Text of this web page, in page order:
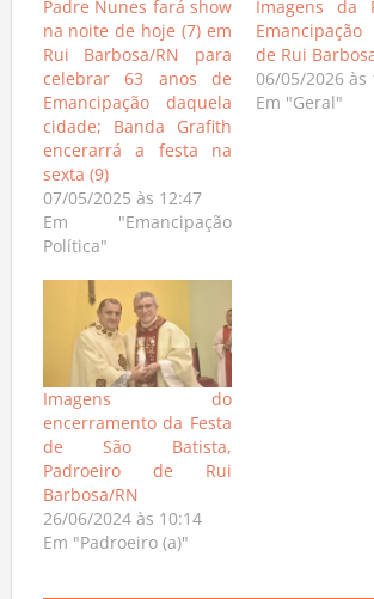
Padre Nunes fará show
na noite de hoje (7) em
Rui Barbosa/RN para
celebrar 63 anos de
Emancipação daquela
cidade; Banda Grafith
encerarrá a festa na
sexta (9)
07/05/2025 às 12:47
Em "Emancipação
Política"
Imagens da
de Rui
06/05/2026 às
Em "Geral"
Imagens do
encerramento da Festa
de São Batista,
Padroeiro de Rui
Barbosa/RN
26/06/2024 às 10:14
Em "Padroeiro (a)"